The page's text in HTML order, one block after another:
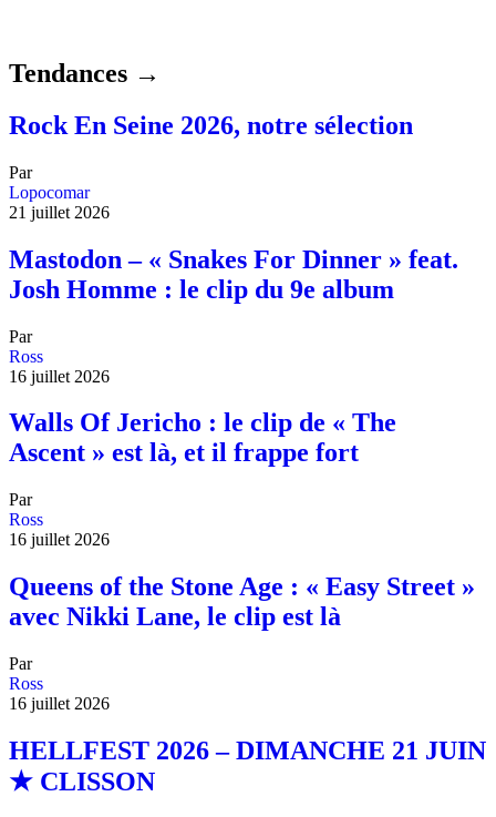
Tendances →
Rock En Seine 2026, notre sélection
Par
Lopocomar
21 juillet 2026
Mastodon – « Snakes For Dinner » feat.
Josh Homme : le clip du 9e album
Par
Ross
16 juillet 2026
Walls Of Jericho : le clip de « The
Ascent » est là, et il frappe fort
Par
Ross
16 juillet 2026
Queens of the Stone Age : « Easy Street »
avec Nikki Lane, le clip est là
Par
Ross
16 juillet 2026
HELLFEST 2026 – DIMANCHE 21 JUIN
★ CLISSON